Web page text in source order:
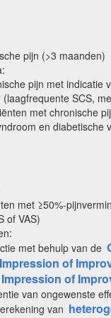
pijn (>3 maanden)
pijn met indicatie
SCS,
met chronische
en diabetische
met ≥50%-
of VAS)
met behulp van de
of
of
van ongewenste
van